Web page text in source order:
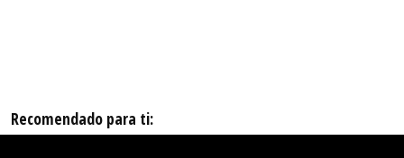
Recomendado para ti: